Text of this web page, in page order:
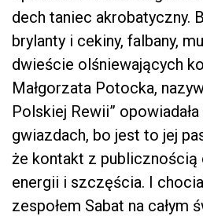
dech taniec akrobatyczny.
brylanty i cekiny, falbany,
dwieście olśniewających
Małgorzata Potocka,
Polskiej Rewii”
gwiazdach, bo jest to jej
że kontakt z publicznością
energii i szczęścia. I
zespołem Sabat na całym